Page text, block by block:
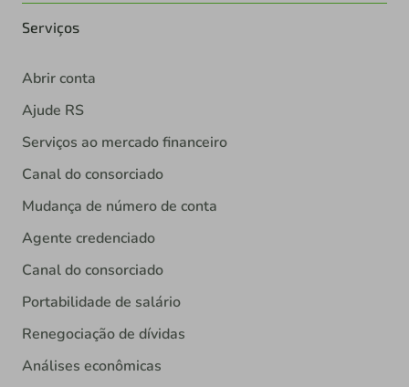
Serviços
Abrir conta
Ajude RS
Serviços ao mercado financeiro
Canal do consorciado
Mudança de número de conta
Agente credenciado
Canal do consorciado
Portabilidade de salário
Renegociação de dívidas
Análises econômicas